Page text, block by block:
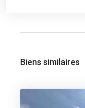
Biens similaires